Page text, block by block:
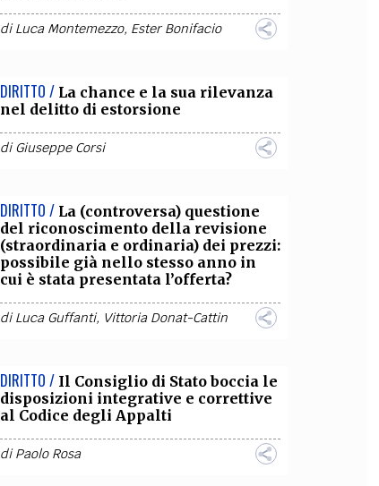
diLuca Montemezzo, Ester Bonifacio
DIRITTO / La chance e la sua rilevanza
nel delitto di estorsione
diGiuseppe Corsi
DIRITTO / La (controversa) questione
del riconoscimento della revisione
(straordinaria e ordinaria) dei prezzi:
possibile già nello stesso anno in
cui è stata presentata l’offerta?
diLuca Guffanti, Vittoria Donat-Cattin
DIRITTO / Il Consiglio di Stato boccia le
disposizioni integrative e correttive
al Codice degli Appalti
diPaolo Rosa